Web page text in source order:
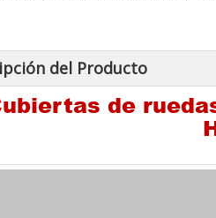
del Producto
de